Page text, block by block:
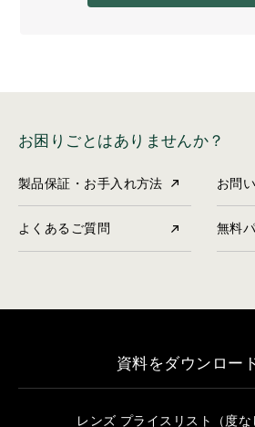
お困りごとはありませんか？
製品保証・お手入れ方法 お問
よくあるご質問 無料
資料をダウンロー
レンズ プライスリスト（度な